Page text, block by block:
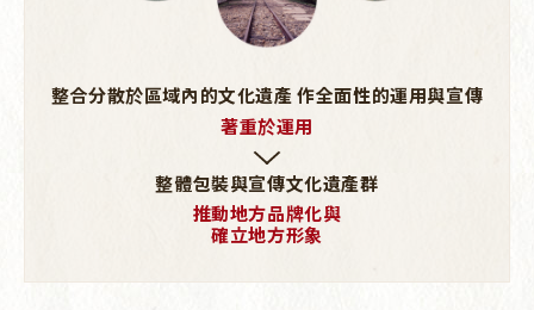
整合分散於區域內的文化遺產 作全面性的運用與宣傳
著重於運用
整體包裝與宣傳文化遺產群
推動地方品牌化與
確立地方形象